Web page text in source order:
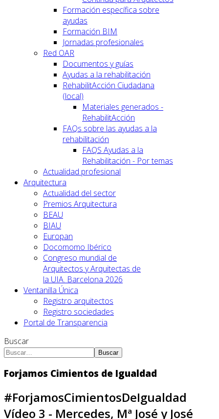
Formación específica sobre
ayudas
Formación BIM
Jornadas profesionales
Red OAR
Documentos y guías
Ayudas a la rehabilitación
RehabilitAcción Ciudadana
(local)
Materiales generados -
RehabilitAcción
FAQs sobre las ayudas a la
rehabilitación
FAQS Ayudas a la
Rehabilitación - Por temas
Actualidad profesional
Arquitectura
Actualidad del sector
Premios Arquitectura
BEAU
BIAU
Europan
Docomomo Ibérico
Congreso mundial de
Arquitectos y Arquitectas de
la UIA. Barcelona 2026
Ventanilla Única
Registro arquitectos
Registro sociedades
Portal de Transparencia
Buscar
Buscar
Forjamos Cimientos de Igualdad
#ForjamosCimientosDeIgualdad
Vídeo 3 - Mercedes, Mª José y José